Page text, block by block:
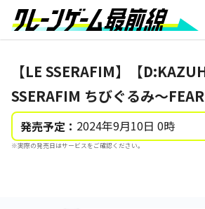
【LE SSERAFIM】【
SSERAFIM ちびぐるみ～
発売予定： 2024年9月10日 0時
※実際の発売日はサービスをご確認ください。